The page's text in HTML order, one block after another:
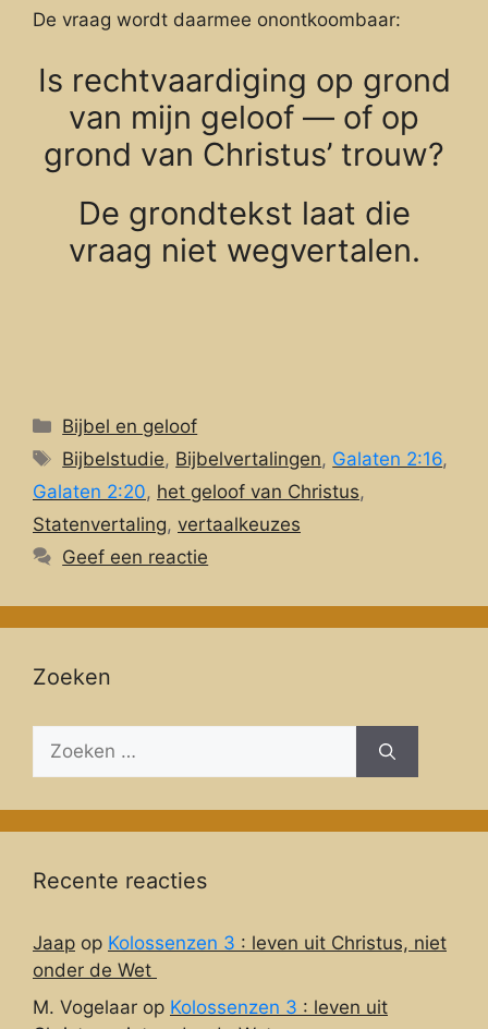
De vraag wordt daarmee onontkoombaar:
Is rechtvaardiging op grond
van mijn geloof — of op
grond van Christus’ trouw?
De grondtekst laat die
vraag niet wegvertalen.
Categorieën
Bijbel en geloof
Tags
Bijbelstudie, Bijbelvertalingen, Galaten 2:16,
Galaten 2:20, het geloof van Christus,
Statenvertaling, vertaalkeuzes
Geef een reactie
Zoeken
Zoeken
Recente reacties
Jaap op Kolossenzen 3 : leven uit Christus, niet
onder de Wet
M. Vogelaar op Kolossenzen 3 : leven uit